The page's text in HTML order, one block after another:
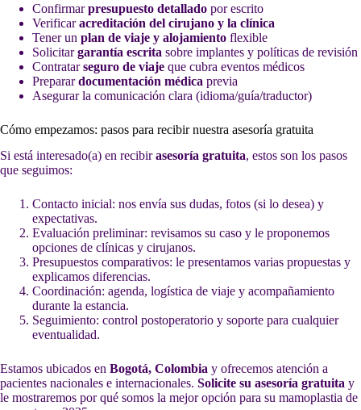
Confirmarpresupuesto detallado por escrito
Verificaracreditación del cirujano y la clínica
Tener un plan de viaje y alojamiento flexible
Solicitargarantía escrita sobre implantes y políticas de revisión
Contratarseguro de viaje que cubra eventos médicos
Preparardocumentación médica previa
Asegurar la comunicación clara (idioma/guía/traductor)
Cómo empezamos: pasos para recibir nuestra asesoría gratuita
Si está interesado(a) en recibirasesoría gratuita, estos son los pasos
que seguimos:
Contacto inicial: nos envía sus dudas, fotos (si lo desea) y
expectativas.
Evaluación preliminar: revisamos su caso y le proponemos
opciones de clínicas y cirujanos.
Presupuestos comparativos: le presentamos varias propuestas y
explicamos diferencias.
Coordinación: agenda, logística de viaje y acompañamiento
durante la estancia.
Seguimiento: control postoperatorio y soporte para cualquier
eventualidad.
Estamos ubicados en Bogotá, Colombia y ofrecemos atención a
pacientes nacionales e internacionales. Solicite su asesoría gratuita y
le mostraremos por qué somos la mejor opción para su mamoplastia de